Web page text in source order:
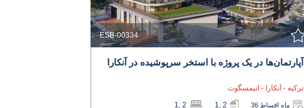
ESB-00334
آپارتمان‌ها در یک پروژه با استخر سرپوشیده در آنکارا
ترکیه - آنکارا - اتیمسگوت
1, 2 1, 2 36 ماه اقساط